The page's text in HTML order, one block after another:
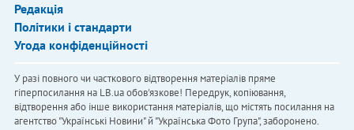
Редакція
Політики і стандарти
Угода конфіденційності
У разі повного чи часткового відтворення матеріалів пряме
гіперпосилання на LB.ua обов'язкове! Передрук, копіювання,
відтворення або інше використання матеріалів, що містять посилання на
агентство "Українськi Новини" й "Українська Фото Група", заборонено.